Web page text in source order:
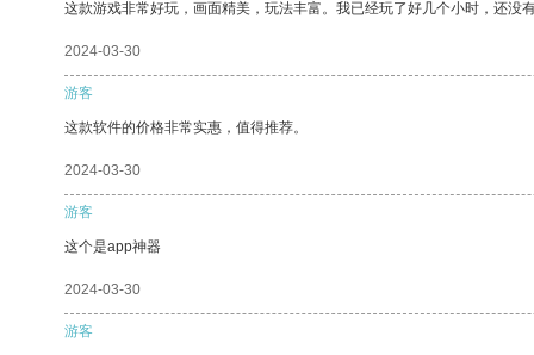
这款游戏非常好玩，画面精美，玩法丰富。我已经玩了好几个小时，还没
2024-03-30
游客
这款软件的价格非常实惠，值得推荐。
2024-03-30
游客
这个是app神器
2024-03-30
游客